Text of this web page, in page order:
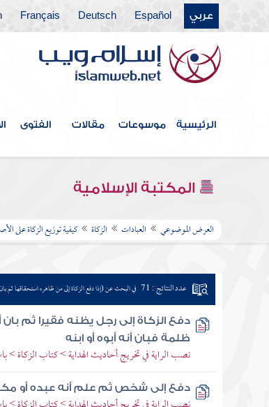
عربي Español
Deutsch
Français
الرئيسية موسوعات مقالات الفتوى
المكتبة الإسلامية
العرض الموضوعي العبادات الزكاة كيفية توزيع الزكاة على
عدد النتائج : 71 في البحث عن (إذا دفع الزكاة إلى من ظاهره استحقاقها ثم
دفع الزكاة إلى رجل يظنه فقيرا ثم
ظلمة فبان أنه أبوه أو ابنه
نصب الراية في تخريج أحاديث الهداية > كتاب الزكاة >
دفع إلى شخص ثم علم أنه عبده أو